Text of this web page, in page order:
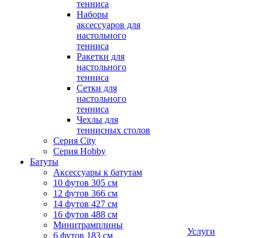
тенниса
Наборы
аксессуаров для
настольного
тенниса
Ракетки для
настольного
тенниса
Сетки для
настольного
тенниса
Чехлы для
теннисных столов
Серия City
Серия Hobby
Батуты
Аксессуары к батутам
10 футов 305 см
12 футов 366 см
14 футов 427 см
16 футов 488 см
Минитрамплины
6 футов 183 см
Услуги